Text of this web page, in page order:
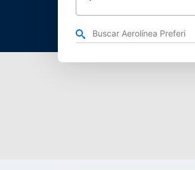
Refina tu búsqueda por aerolínea,